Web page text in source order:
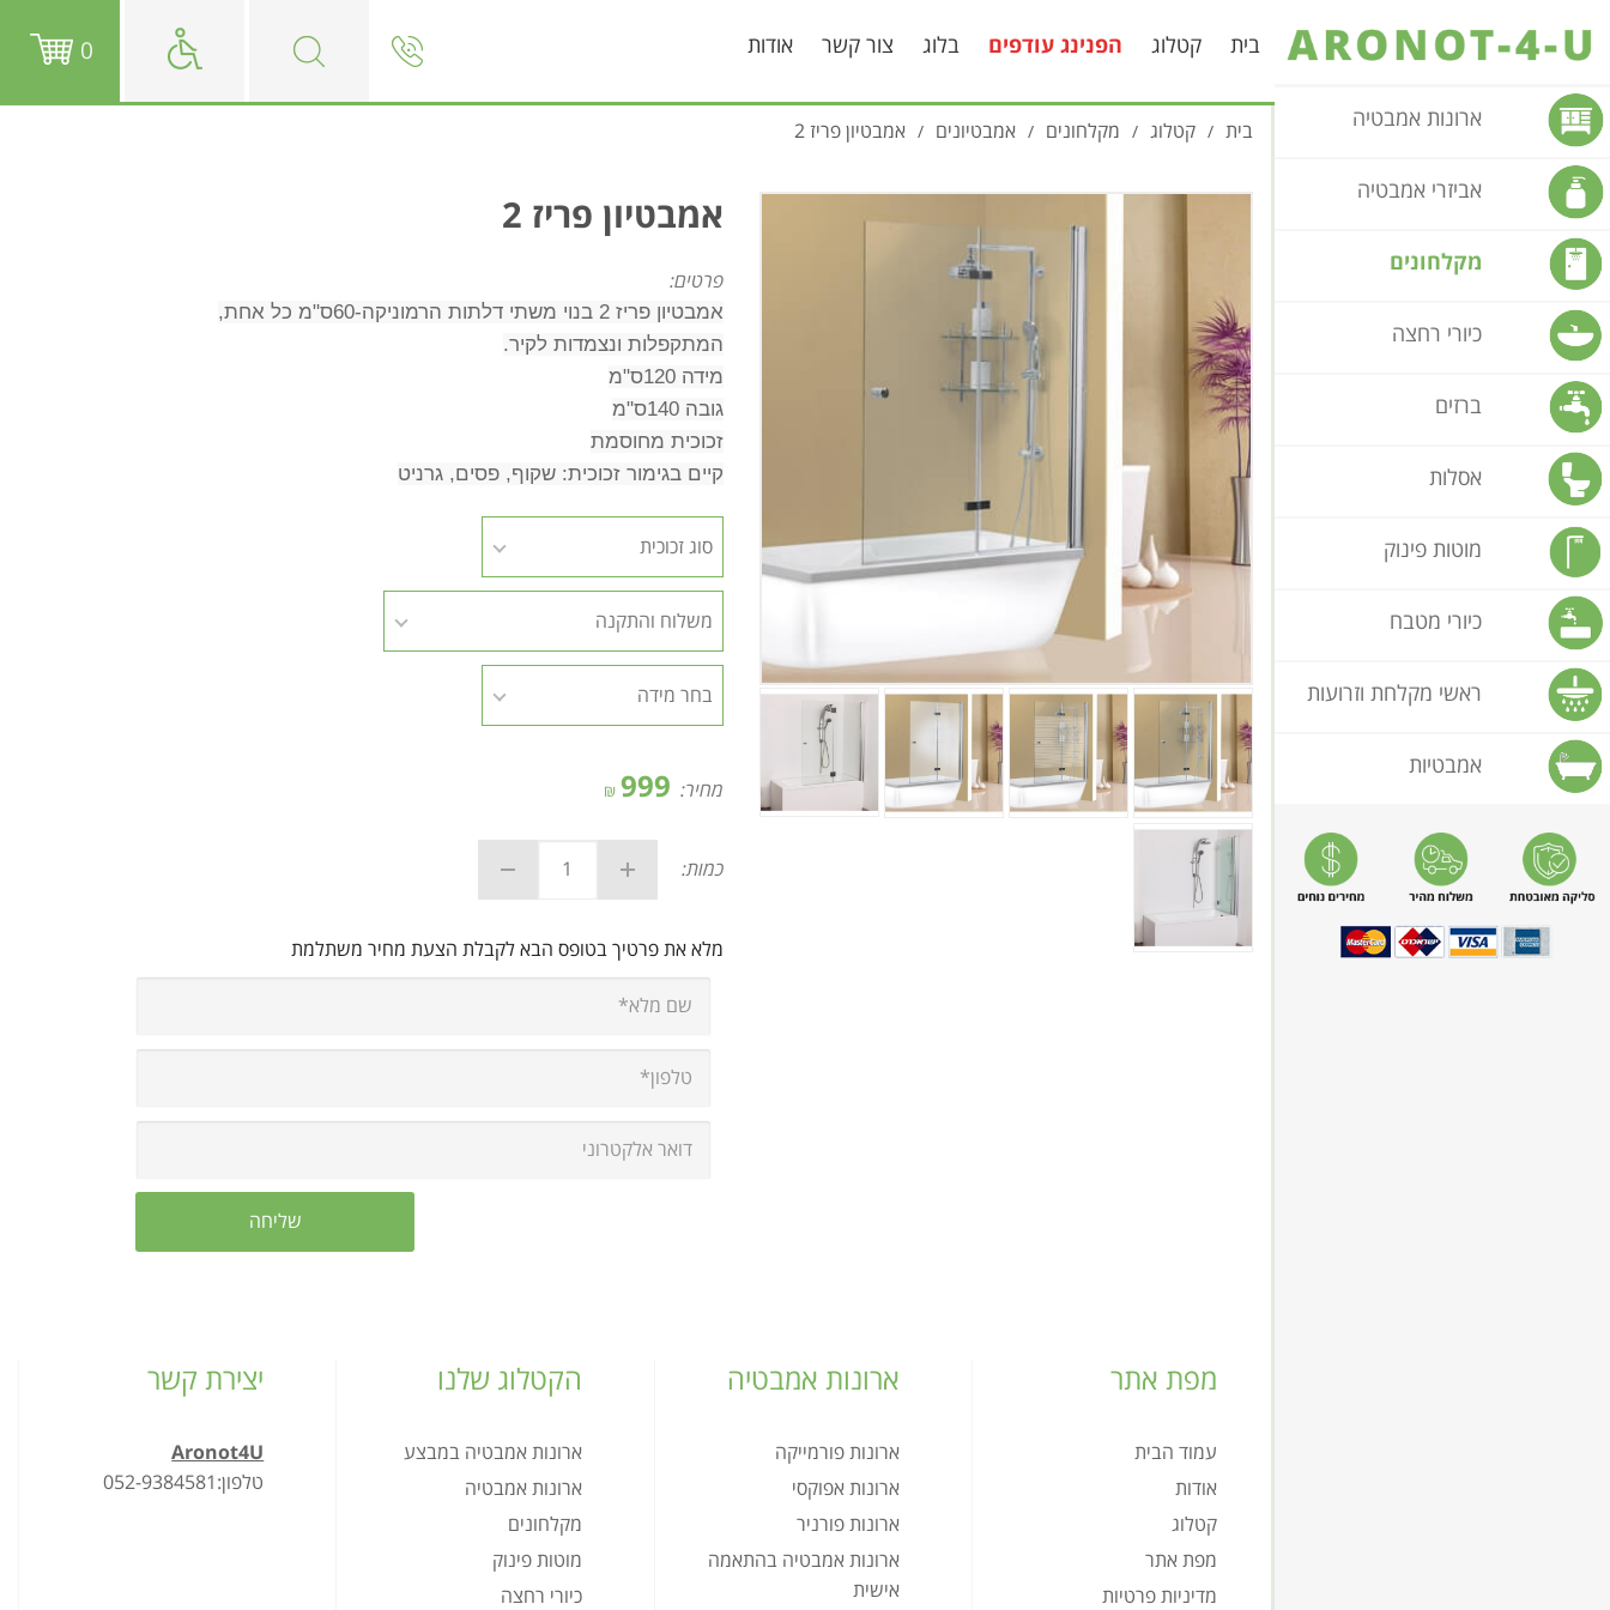
ארונות אמבטיה
אביזרי אמבטיה
מקלחונים
כיורי רחצה
ברזים
אסלות
מוטות פינוק
כיורי מטבח
ראשי מקלחת וזרועות
אמבטיות
בית קטלוג הפנינג עודפים בלוג צור קשר אודות 0
בית / קטלוג / מקלחונים / אמבטיונים / אמבטיון פריז 2
אמבטיון פריז 2
פרטים:
אמבטיון פריז 2 בנוי משתי דלתות הרמוניקה-60ס"מ כל אחת,
המתקפלות ונצמדות לקיר.
מידה 120ס"מ
גובה 140ס"מ
זכוכית מחוסמת
קיים בגימור זכוכית: שקוף, פסים, גרניט
מחיר: 999
₪
כמות:
מלא את פרטיך בטופס הבא לקבלת הצעת מחיר משתלמת
מפת אתר
עמוד הבית
אודות
קטלוג
מפת אתר
מדיניות פרטיות
ארונות אמבטיה
ארונות פורמייקה
ארונות אפוקסי
ארונות פורניר
ארונות אמבטיה בהתאמה
אישית
הקטלוג שלנו
ארונות אמבטיה במבצע
ארונות אמבטיה
מקלחונים
מוטות פינוק
כיורי רחצה
יצירת קשר
Aronot4U
טלפון:052-9384581